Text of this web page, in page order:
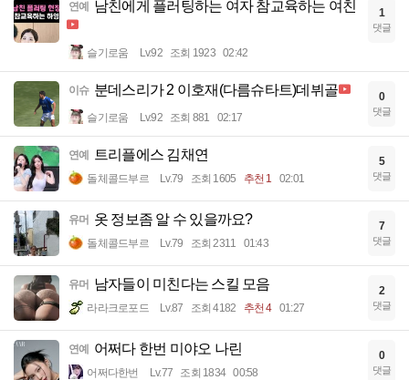
연예 남친에게 플러팅하는 여자 참교육하는 여친
슬기로움 Lv.92 조회 1923 02:42
1
댓글
이슈 분데스리가 2 이호재(다름슈타트)데뷔골
슬기로움 Lv.92 조회 881 02:17
0
댓글
연예 트리플에스 김채연
돌체콜드부르 Lv.79 조회 1605 추천 1 02:01
5
댓글
유머 옷 정보좀 알 수 있을까요?
돌체콜드부르 Lv.79 조회 2311 01:43
7
댓글
유머 남자들이 미친다는 스킬 모음
라라크로포드 Lv.87 조회 4182 추천 4 01:27
2
댓글
연예 어쩌다 한번 미야오 나린
어쩌다한번 Lv.77 조회 1834 00:58
0
댓글